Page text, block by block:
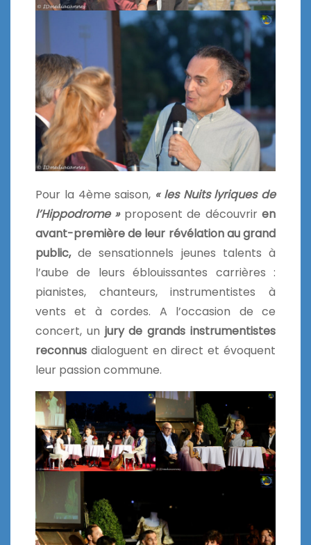
Pour la 4ème saison, « les Nuits lyriques de
l’Hippodrome »proposent de découvriren
avant-première de leur révélation au grand
public,de sensationnels jeunes talents à
l’aube de leurs éblouissantes carrières :
pianistes, chanteurs, instrumentistes à
vents et à cordes. A l’occasion de ce
concert, un jury de grands instrumentistes
reconnus dialoguent en direct et évoquent
leur passion commune.